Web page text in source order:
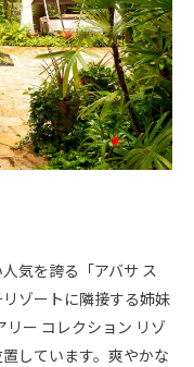
気を誇る「アバサ ス
ゾートに隣接する姉妹
リー コレクション リゾ
しています。爽やかな